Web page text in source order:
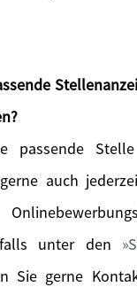
passende
auch
unter den
Sie gerne